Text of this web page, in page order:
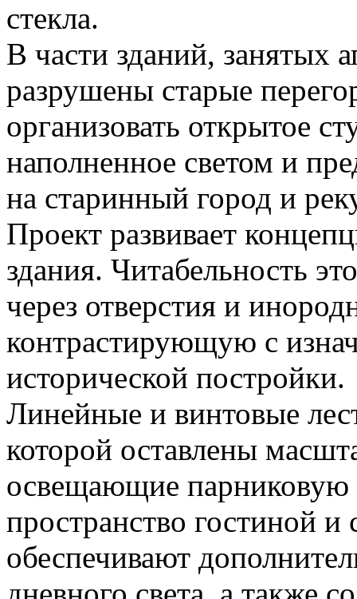
стекла.
В части зданий, занятых
разрушены старые
организовать открытое
наполненное светом и
на старинный город и
Проект развивает
здания. Читабельность
через отверстия и
контрастирующую с
исторической постройки.
Линейные и винтовые
которой оставлены
освещающие парниковую
пространство гостиной
обеспечивают